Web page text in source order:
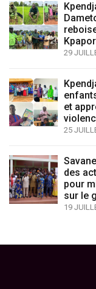
29
et
25
des
pour
sur le
19